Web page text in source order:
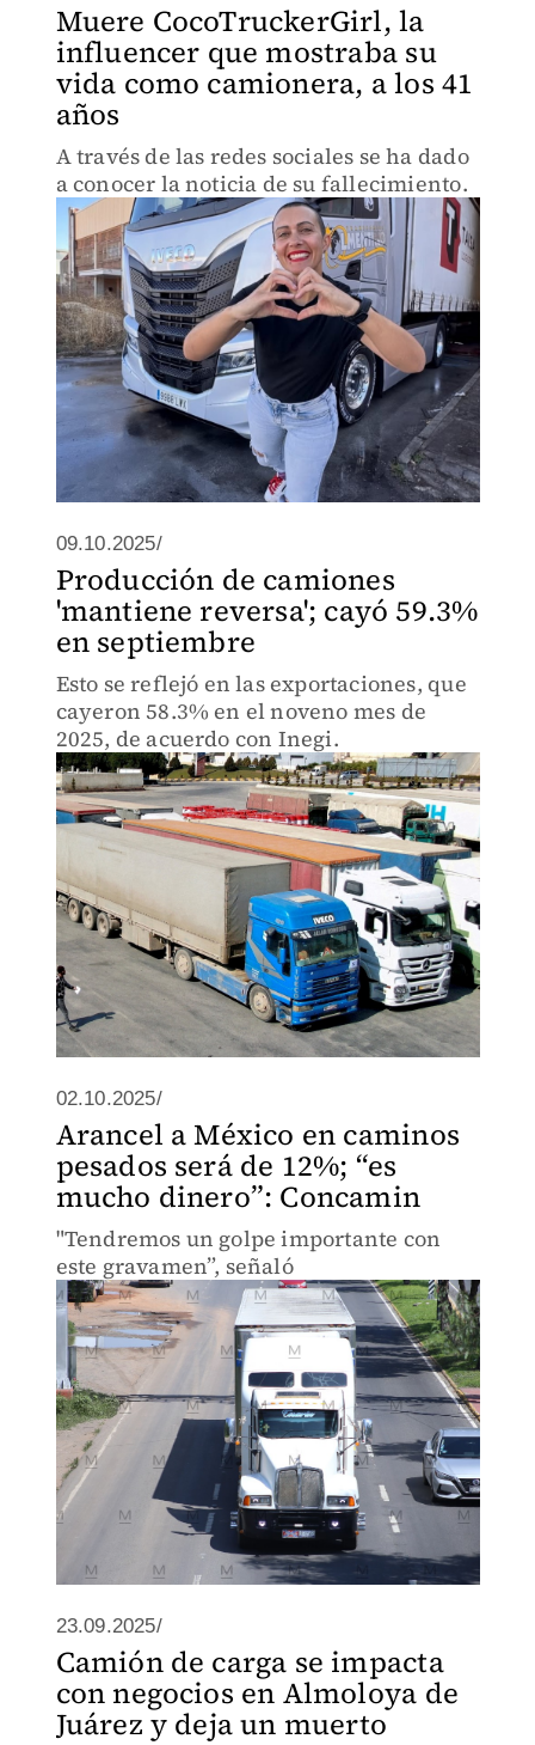
Muere CocoTruckerGirl, la
influencer que mostraba su
vida como camionera, a los 41
años
A través de las redes sociales se ha dado
a conocer la noticia de su fallecimiento.
09.10.2025/
Producción de camiones
'mantiene reversa'; cayó 59.3%
en septiembre
Esto se reflejó en las exportaciones, que
cayeron 58.3% en el noveno mes de
2025, de acuerdo con Inegi.
02.10.2025/
Arancel a México en caminos
pesados será de 12%; “es
mucho dinero”: Concamin
"Tendremos un golpe importante con
este gravamen”, señaló
23.09.2025/
Camión de carga se impacta
con negocios en Almoloya de
Juárez y deja un muerto